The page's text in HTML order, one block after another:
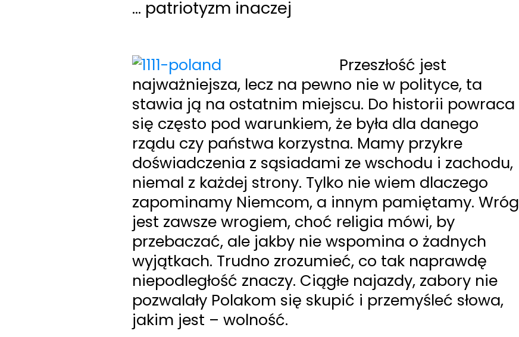
… patriotyzm inaczej
Przeszłość jest
najważniejsza, lecz na pewno nie w polityce, ta
stawia ją na ostatnim miejscu. Do historii powraca
się często pod warunkiem, że była dla danego
rządu czy państwa korzystna. Mamy przykre
doświadczenia z sąsiadami ze wschodu i zachodu,
niemal z każdej strony. Tylko nie wiem dlaczego
zapominamy Niemcom, a innym pamiętamy. Wróg
jest zawsze wrogiem, choć religia mówi, by
przebaczać, ale jakby nie wspomina o żadnych
wyjątkach. Trudno zrozumieć, co tak naprawdę
niepodległość znaczy. Ciągłe najazdy, zabory nie
pozwalały Polakom się skupić i przemyśleć słowa,
jakim jest – wolność.